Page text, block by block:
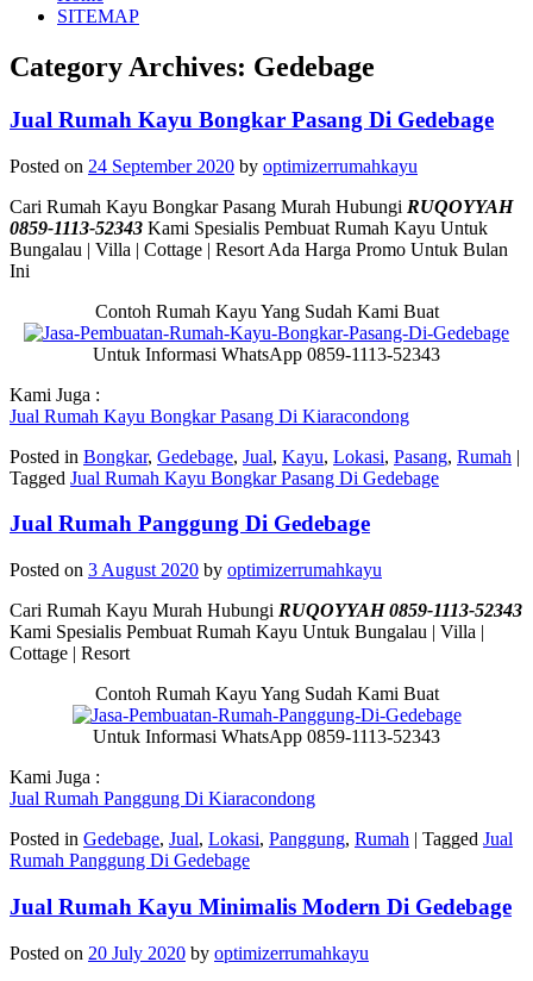
SITEMAP
Category Archives: Gedebage
Jual Rumah Kayu Bongkar Pasang Di Gedebage
Posted on 24 September 2020 by optimizerrumahkayu
Cari Rumah Kayu Bongkar Pasang Murah Hubungi RUQOYYAH
0859-1113-52343 Kami Spesialis Pembuat Rumah Kayu Untuk
Bungalau | Villa | Cottage | Resort Ada Harga Promo Untuk Bulan
Ini
Contoh Rumah Kayu Yang Sudah Kami Buat
Untuk Informasi WhatsApp 0859-1113-52343
Kami Juga :
Jual Rumah Kayu Bongkar Pasang Di Kiaracondong
Posted in Bongkar, Gedebage, Jual, Kayu, Lokasi, Pasang, Rumah |
Tagged Jual Rumah Kayu Bongkar Pasang Di Gedebage
Jual Rumah Panggung Di Gedebage
Posted on 3 August 2020 by optimizerrumahkayu
Cari Rumah Kayu Murah Hubungi RUQOYYAH 0859-1113-52343
Kami Spesialis Pembuat Rumah Kayu Untuk Bungalau | Villa |
Cottage | Resort
Contoh Rumah Kayu Yang Sudah Kami Buat
Untuk Informasi WhatsApp 0859-1113-52343
Kami Juga :
Jual Rumah Panggung Di Kiaracondong
Posted in Gedebage, Jual, Lokasi, Panggung, Rumah | Tagged Jual
Rumah Panggung Di Gedebage
Jual Rumah Kayu Minimalis Modern Di Gedebage
Posted on 20 July 2020 by optimizerrumahkayu